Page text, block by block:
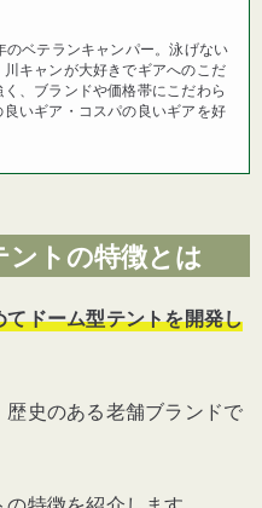
のベテランキャンパー。泳げない
キャンが大好きでギアへのこだ
、ブランドや価格帯にこだわら
いギア・コスパの良いギアを好
トの特徴とは
てドーム型テントを開発し
史のある老舗ブランドで